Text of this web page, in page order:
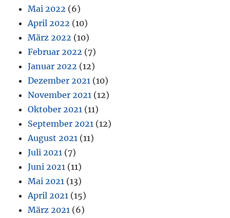
Mai 2022 (6)
April 2022 (10)
März 2022 (10)
Februar 2022 (7)
Januar 2022 (12)
Dezember 2021 (10)
November 2021 (12)
Oktober 2021 (11)
September 2021 (12)
August 2021 (11)
Juli 2021 (7)
Juni 2021 (11)
Mai 2021 (13)
April 2021 (15)
März 2021 (6)